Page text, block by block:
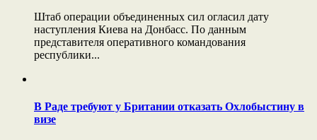
Штаб операции объединенных сил огласил дату
наступления Киева на Донбасс. По данным
представителя оперативного командования
республики...
В Раде требуют у Британии отказать Охлобыстину в
визе